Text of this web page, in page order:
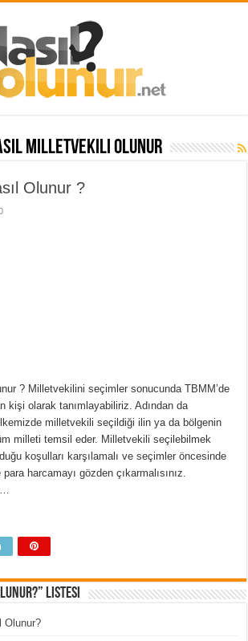
milletvekili olunur
Olunur ?
? Milletvekilini seçimler sonucunda TBMM’de
kişi olarak tanımlayabiliriz. Adından da
milletvekili seçildiği ilin ya da bölgenin
milleti temsil eder. Milletvekili seçilebilmek
koşulları karşılamalı ve seçimler öncesinde
harcamayı gözden çıkarmalısınız.
…
Listesi
Olunur?